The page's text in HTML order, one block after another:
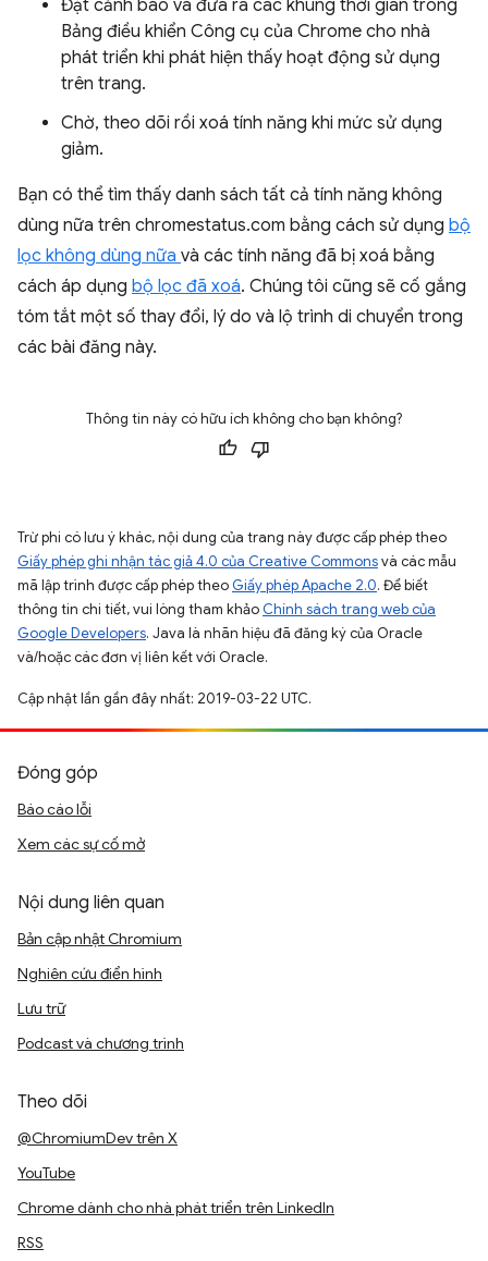
Đặt cảnh báo và đưa ra các khung thời gian trong
Bảng điều khiển Công cụ của Chrome cho nhà
phát triển khi phát hiện thấy hoạt động sử dụng
trên trang.
Chờ, theo dõi rồi xoá tính năng khi mức sử dụng
giảm.
Bạn có thể tìm thấy danh sách tất cả tính năng không
dùng nữa trên chromestatus.com bằng cách sử dụng bộ
lọc không dùng nữa và các tính năng đã bị xoá bằng
cách áp dụng bộ lọc đã xoá. Chúng tôi cũng sẽ cố gắng
tóm tắt một số thay đổi, lý do và lộ trình di chuyển trong
các bài đăng này.
Thông tin này có hữu ích không cho bạn không?
Trừ phi có lưu ý khác, nội dung của trang này được cấp phép theo
Giấy phép ghi nhận tác giả 4.0 của Creative Commonsvà các mẫu
mã lập trình được cấp phép theo Giấy phép Apache 2.0. Để biết
thông tin chi tiết, vui lòng tham khảo Chính sách trang web của
Google Developers. Java là nhãn hiệu đã đăng ký của Oracle
và/hoặc các đơn vị liên kết với Oracle.
Cập nhật lần gần đây nhất: 2019-03-22 UTC.
Đóng góp
Báo cáo lỗi
Xem các sự cố mở
Nội dung liên quan
Bản cập nhật Chromium
Nghiên cứu điển hình
Lưu trữ
Podcast và chương trình
Theo dõi
@ChromiumDev trên X
YouTube
Chrome dành cho nhà phát triển trên LinkedIn
RSS